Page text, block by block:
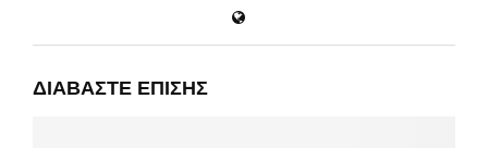
ΔΙΑΒΆΣΤΕ ΕΠΊΣΗΣ